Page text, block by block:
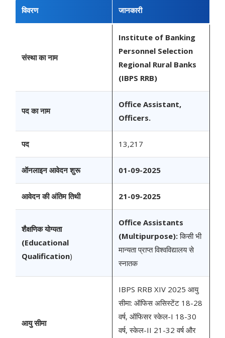
विवरण जानकारी
संस्था का नाम
Institute of Banking
Personnel Selection
Regional Rural Banks
(IBPS RRB)
पद का नाम
Office Assistant,
Officers.
पद 13,217
ऑनलाइन आवेदन शुरू 01-09-2025
आवेदन की अंतिम तिथी 21-09-2025
शैक्षणिक योग्यता
(Educational
Qualification)
Office Assistants
(Multipurpose):किसी भी
मान्यता प्राप्त विश्वविद्यालय से
स्नातक
आयु सीमा
IBPS RRB XIV 2025 आयु
सीमा: ऑफिस असिस्टेंट 18-28
वर्ष, ऑफिसर स्केल-I 18-30
वर्ष, स्केल-II 21-32 वर्ष और